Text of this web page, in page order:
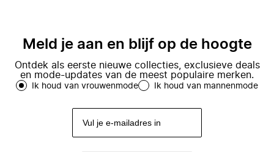
Meld je aan en blijf op de hoogte
Ontdek als eerste nieuwe collecties, exclusieve deals
en mode-updates van de meest populaire merken.
Ik houd van vrouwenmode Ik houd van mannenmode